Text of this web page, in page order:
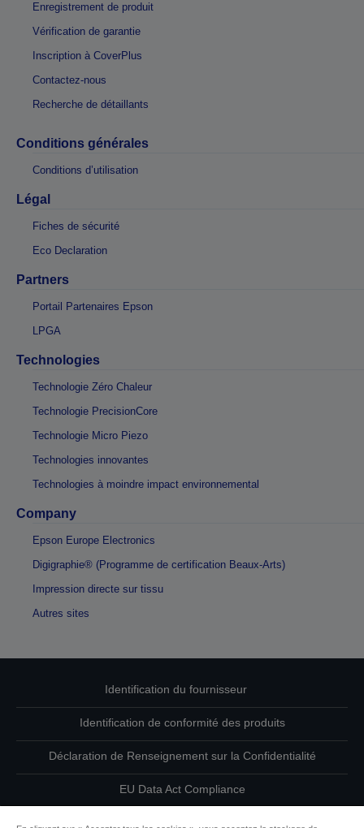
Enregistrement de produit
Vérification de garantie
Inscription à CoverPlus
Contactez-nous
Recherche de détaillants
Conditions générales
Conditions d’utilisation
Légal
Fiches de sécurité
Eco Declaration
Partners
Portail Partenaires Epson
LPGA
Technologies
Technologie Zéro Chaleur
Technologie PrecisionCore
Technologie Micro Piezo
Technologies innovantes
Technologies à moindre impact environnemental
Company
Epson Europe Electronics
Digigraphie® (Programme de certification Beaux-Arts)
Impression directe sur tissu
Autres sites
Identification du fournisseur
Identification de conformité des produits
Déclaration de Renseignement sur la Confidentialité
EU Data Act Compliance